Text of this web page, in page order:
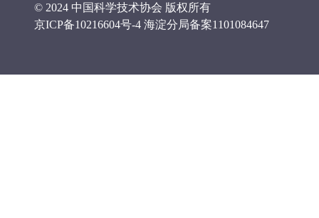
© 2024 中国科学技术协会 版权所有
京ICP备10216604号-4 海淀分局备案1101084647